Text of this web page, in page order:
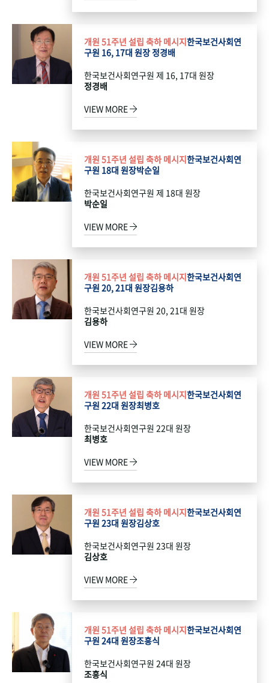
개원 51주년 설립 축하 메시지한국보건사회연
구원 16, 17대 원장 정경배
한국보건사회연구원 제 16, 17대 원장
정경배
VIEW MORE
개원 51주년 설립 축하 메시지한국보건사회연
구원 18대 원장박순일
한국보건사회연구원 제 18대 원장
박순일
VIEW MORE
개원 51주년 설립 축하 메시지한국보건사회연
구원 20, 21대 원장김용하
한국보건사회연구원 20, 21대 원장
김용하
VIEW MORE
개원 51주년 설립 축하 메시지한국보건사회연
구원 22대 원장최병호
한국보건사회연구원 22대 원장
최병호
VIEW MORE
개원 51주년 설립 축하 메시지한국보건사회연
구원 23대 원장김상호
한국보건사회연구원 23대 원장
김상호
VIEW MORE
개원 51주년 설립 축하 메시지한국보건사회연
구원 24대 원장조흥식
한국보건사회연구원 24대 원장
조흥식